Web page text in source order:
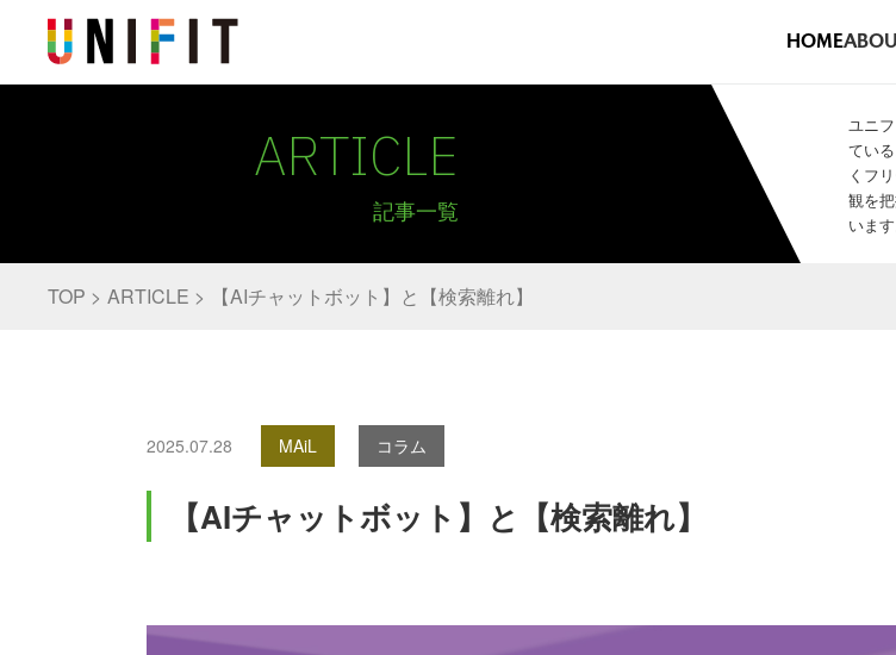
HOME
ARTICLE
記事一覧
ユニ
てい
くフ
観を
います
TOP ARTICLE 【AIチャットボット】と【検索離れ】
2025.07.28 MAiL コラム
【AIチャットボット】と【検索離れ】